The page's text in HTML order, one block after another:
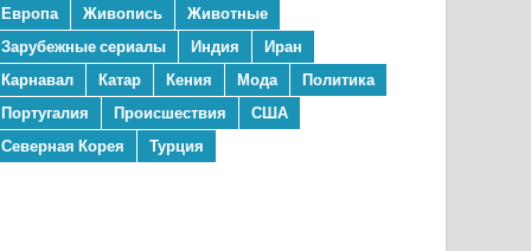
Европа
Живопись
Животные
Зарубежные сериалы
Индия
Иран
Карнавал
Катар Кения Мода
Политика
Португалия
Происшествия
США
Северная Корея
Турция